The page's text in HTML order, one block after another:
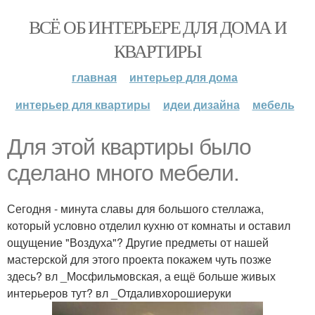
ВСЁ ОБ ИНТЕРЬЕРЕ ДЛЯ ДОМА И
КВАРТИРЫ
главная
интерьер для дома
интерьер для квартиры
идеи дизайна мебель
Для этой квартиры было
сделано много мебели.
Сегодня - минута славы для большого стеллажа,
который условно отделил кухню от комнаты и оставил
ощущение "Воздуха"? Другие предметы от нашей
мастерской для этого проекта покажем чуть позже
здесь? вл _Мосфильмовская, а ещё больше живых
интерьеров тут? вл _Отдаливхорошиеруки